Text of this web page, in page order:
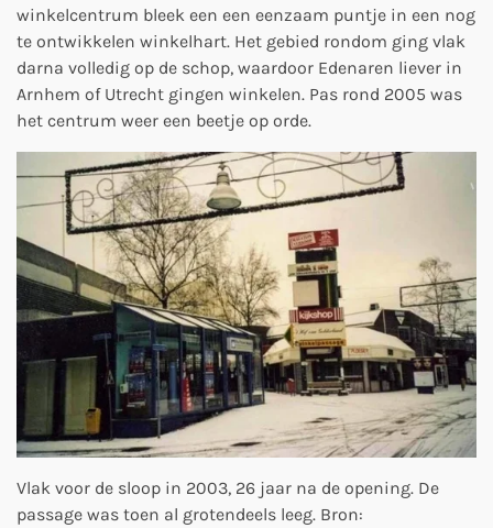
winkelcentrum bleek een een eenzaam puntje in een nog
te ontwikkelen winkelhart. Het gebied rondom ging vlak
darna volledig op de schop, waardoor Edenaren liever in
Arnhem of Utrecht gingen winkelen. Pas rond 2005 was
het centrum weer een beetje op orde.
Vlak voor de sloop in 2003, 26 jaar na de opening. De
passage was toen al grotendeels leeg. Bron: